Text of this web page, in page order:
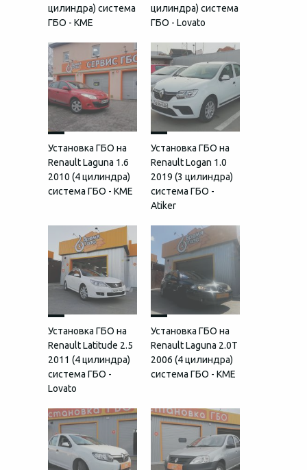
цилиндра) система
ГБО - KME
цилиндра) система
ГБО - Lovato
Установка ГБО на
Renault Laguna 1.6
2010 (4 цилиндра)
система ГБО - KME
Установка ГБО на
Renault Logan 1.0
2019 (3 цилиндра)
система ГБО -
Atiker
Установка ГБО на
Renault Latitude 2.5
2011 (4 цилиндра)
система ГБО -
Lovato
Установка ГБО на
Renault Laguna 2.0Т
2006 (4 цилиндра)
система ГБО - KME